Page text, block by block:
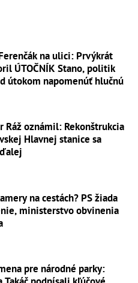
na ulici: Prvýkrát
ÚTOČNÍK Stano, politik
útokom napomenúť hlučnú
Ráž oznámil: Rekonštrukcia
Hlavnej stanice sa
na cestách? PS žiada
ministerstvo obvinenia
pre národné parky: